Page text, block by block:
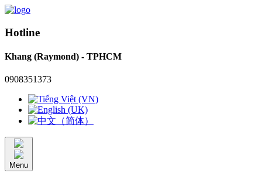
Hotline
Khang (Raymond) - TPHCM
0908351373
Menu